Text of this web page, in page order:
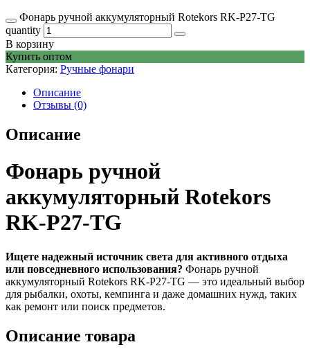
Фонарь ручной аккумуляторный Rotekors RK-P27-TG
quantity
В корзину
Купить оптом
Категория: Ручные фонари
Описание
Отзывы (0)
Описание
Фонарь ручной
аккумуляторный Rotekors
RK-P27-TG
Ищете надежный источник света для активного отдыха
или повседневного использования? Фонарь ручной
аккумуляторный Rotekors RK-P27-TG — это идеальный выбор
для рыбалки, охоты, кемпинга и даже домашних нужд, таких
как ремонт или поиск предметов.
Описание товара